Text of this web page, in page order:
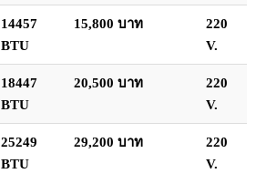
14457
BTU
15,800 บาท
220
V.
18447
BTU
20,500 บาท
220
V.
25249
BTU
29,200 บาท
220
V.